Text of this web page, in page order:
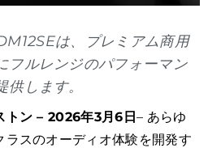
は、プレミアム商用
フルレンジのパフォーマン
供します。
トン – 2026年3月6日– あらゆ
ラスのオーディオ体験を開発す